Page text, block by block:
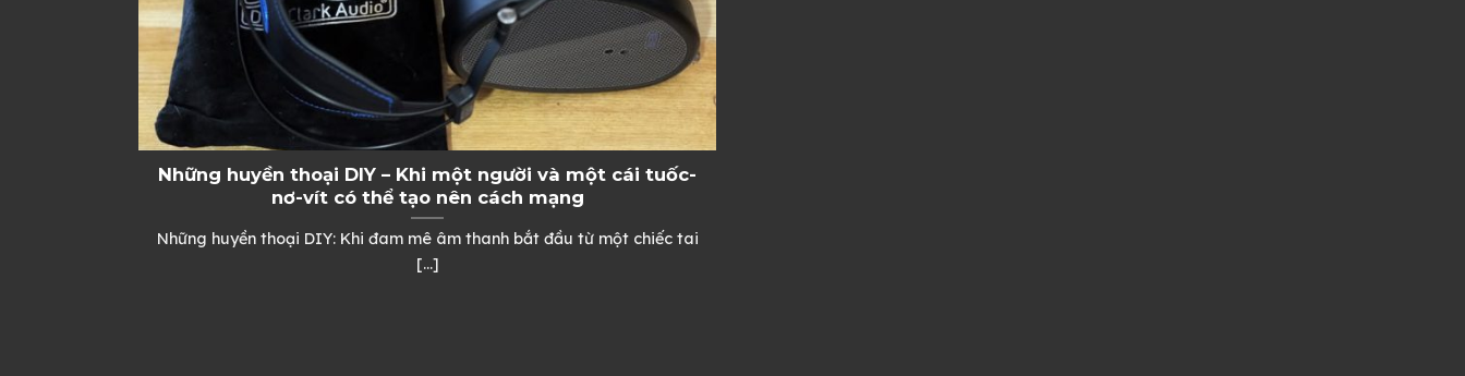
Những huyền thoại DIY – Khi một người và một cái tuốc-
nơ-vít có thể tạo nên cách mạng
Những huyền thoại DIY: Khi đam mê âm thanh bắt đầu từ một chiếc tai
[...]